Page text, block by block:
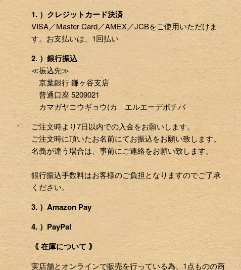
1. ）クレジットカード決済
VISA／Master Card／AMEX／JCBをご使用いただけま
す。お支払いは、1回払い
2. ）銀行振込
≪振込先≫
京葉銀行 鎌ヶ谷支店
普通口座 5209021
カマガヤコウギョウ(カ エルエーデポチバ
ご注文時より7日以内での入金をお願いします。
ご注文時に頂いたお名前にてお振込をお願い致します。
名義が違う場合は、事前にご連絡をお願い致します。
銀行振込手数料はお客様のご負担となりますのでご了承
ください。
3. ）Amazon Pay
4. ）PayPal
｟ 在庫について ｠
実店舗とオンラインで販売を行っている為、1点ものの商